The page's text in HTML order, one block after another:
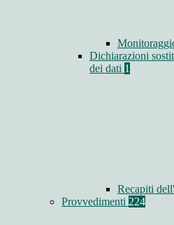
Dichiarazioni
dei dati 1
Recapiti
Provvedimenti 224